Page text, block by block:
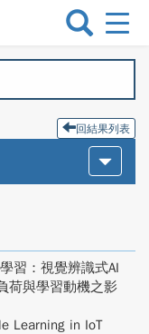
選
切
回結果列表
習：視覺辨識式AI
荷與學習動機之影
Learning in IoT